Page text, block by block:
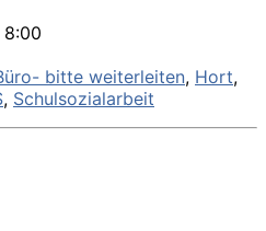
bitte weiterleiten, Hort,
, Schulsozialarbeit